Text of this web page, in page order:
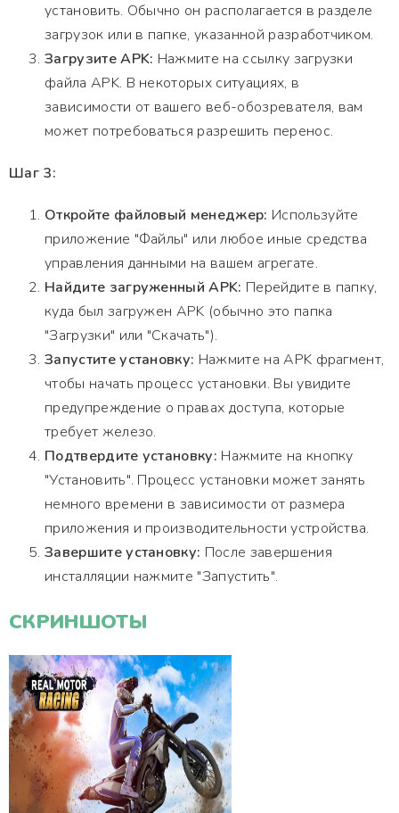
установить. Обычно он располагается в разделе
загрузок или в папке, указанной разработчиком.
Загрузите APK: Нажмите на ссылку загрузки
файла APK. В некоторых ситуациях, в
зависимости от вашего веб-обозревателя, вам
может потребоваться разрешить перенос.
Шаг 3:
Откройте файловый менеджер: Используйте
приложение "Файлы" или любое иные средства
управления данными на вашем агрегате.
Найдите загруженный APK: Перейдите в папку,
куда был загружен APK (обычно это папка
"Загрузки" или "Скачать").
Запустите установку: Нажмите на APK фрагмент,
чтобы начать процесс установки. Вы увидите
предупреждение о правах доступа, которые
требует железо.
Подтвердите установку: Нажмите на кнопку
"Установить". Процесс установки может занять
немного времени в зависимости от размера
приложения и производительности устройства.
Завершите установку: После завершения
инсталляции нажмите "Запустить".
СКРИНШОТЫ